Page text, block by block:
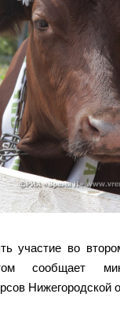
участие во
Нижегородской